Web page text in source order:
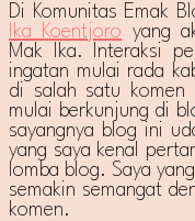
Di Komunitas Emak
Ika Koentjoro yang
Mak Ika. Interaksi
ingatan mulai rada
di salah satu komen
mulai berkunjung di
sayangnya blog ini
yang saya kenal
lomba blog. Saya
semakin semangat
komen.